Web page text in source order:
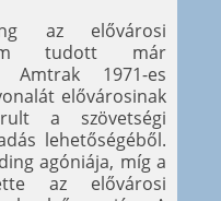
az elővárosi
tudott már
1971-es
elővárosinak
a szövetségi
lehetőségéből.
agóniája, míg a
az elővárosi